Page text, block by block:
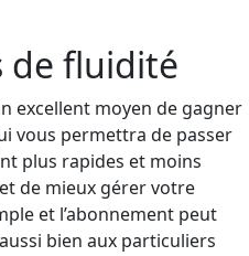
de fluidité
excellent moyen de gagner
vous permettra de passer
plus rapides et moins
de mieux gérer votre
et l’abonnement peut
bien aux particuliers